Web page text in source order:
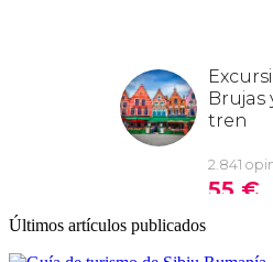
Últimos artículos publicados